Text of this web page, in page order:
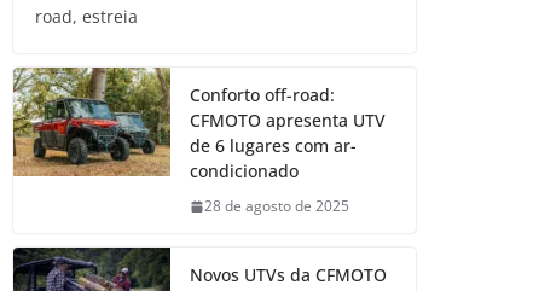
road, estreia
Conforto off-road:
CFMOTO apresenta UTV
de 6 lugares com ar-
condicionado
28 de agosto de 2025
Novos UTVs da CFMOTO